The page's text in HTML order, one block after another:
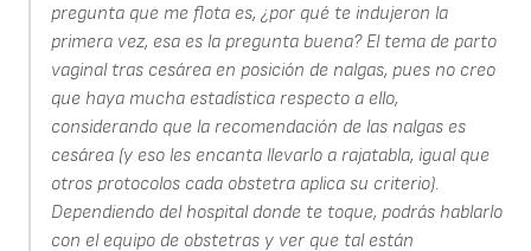
pregunta que me flota es, ¿por qué te indujeron la
primera vez, esa es la pregunta buena? El tema de parto
vaginal tras cesárea en posición de nalgas, pues no creo
que haya mucha estadística respecto a ello,
considerando que la recomendación de las nalgas es
cesárea (y eso les encanta llevarlo a rajatabla, igual que
otros protocolos cada obstetra aplica su criterio).
Dependiendo del hospital donde te toque, podrás hablarlo
con el equipo de obstetras y ver que tal están